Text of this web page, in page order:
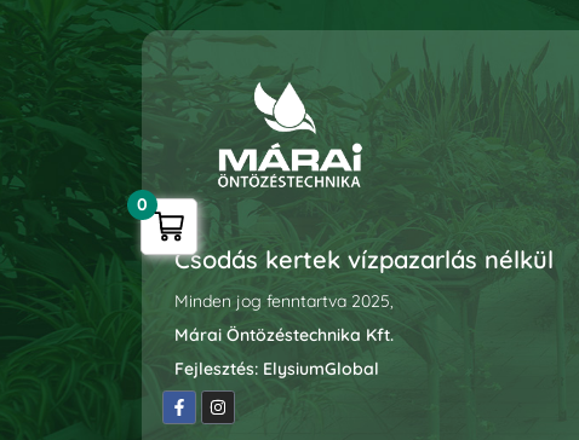
Csodás kertek vízpazarlás nélkül
Minden jog fenntartva 2025,
Márai Öntözéstechnika Kft.
Fejlesztés: ElysiumGlobal
0